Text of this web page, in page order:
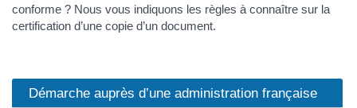
conforme ? Nous vous indiquons les règles à connaître sur la
certification d’une copie d’un document.
Démarche auprès d’une administration française